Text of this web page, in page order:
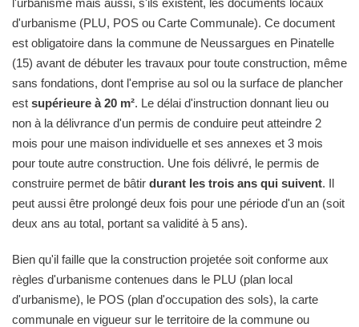
d'urbanisme (PLU, POS ou Carte Communale). Ce document
est obligatoire dans la commune de Neussargues en Pinatelle
(15) avant de débuter les travaux pour toute construction, même
sans fondations, dont l'emprise au sol ou la surface de plancher
est supérieure à 20 m². Le délai d'instruction donnant lieu ou
non à la délivrance d'un permis de conduire peut atteindre 2
mois pour une maison individuelle et ses annexes et 3 mois
pour toute autre construction. Une fois délivré, le permis de
construire permet de bâtir durant les trois ans qui suivent. Il
peut aussi être prolongé deux fois pour une période d'un an (soit
deux ans au total, portant sa validité à 5 ans).
Bien qu'il faille que la construction projetée soit conforme aux
règles d'urbanisme contenues dans le PLU (plan local
d'urbanisme), le POS (plan d'occupation des sols), la carte
communale en vigueur sur le territoire de la commune ou